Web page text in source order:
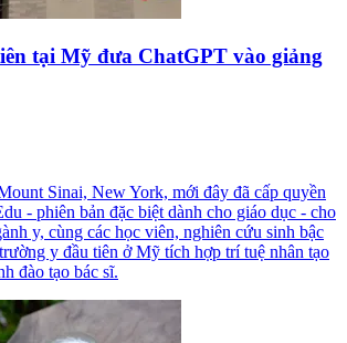
tại Mỹ đưa ChatGPT vào giảng
Sinai, New York, mới đây đã cấp quyền
- phiên bản đặc biệt dành cho giáo dục - cho
y, cùng các học viên, nghiên cứu sinh bậc
y đầu tiên ở Mỹ tích hợp trí tuệ nhân tạo
đào tạo bác sĩ.